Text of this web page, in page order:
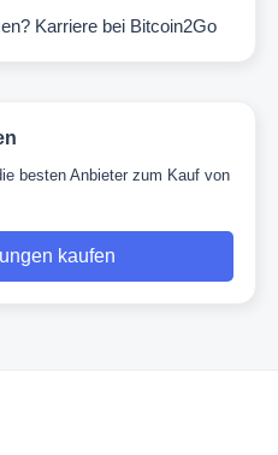
Karriere bei Bitcoin2Go
besten Anbieter zum Kauf von
kaufen